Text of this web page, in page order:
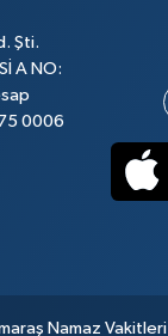
Şti.
A NO:
0006
Namaz Vakitleri